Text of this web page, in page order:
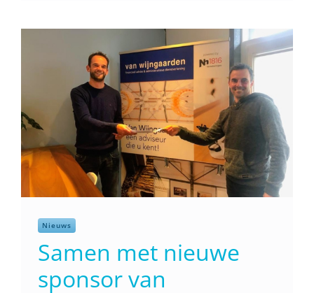
Nieuws
Samen met nieuwe
sponsor van
Nassau
Rita van Gemert, vrijwilligerscoordinator van
de Vechtloop heeft een lintje gekregen voor
haar vrijwilligerswerk bij maar liefst drie
verenigingen in Weesp. Voor de Vechtloop
zet Rita zich [...]